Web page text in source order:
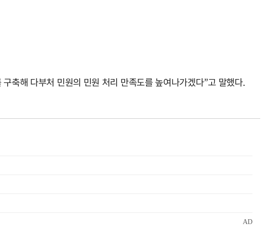
축해 다부처 민원의 민원 처리 만족도를 높여나가겠다”고 말했다.